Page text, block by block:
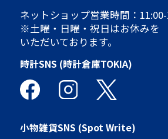
ネットショップ営業時間：
※土曜・日曜・祝日はお休みを
いただいております。
時計SNS (時計倉庫TOKIA)
小物雑貨SNS (Spot Write)